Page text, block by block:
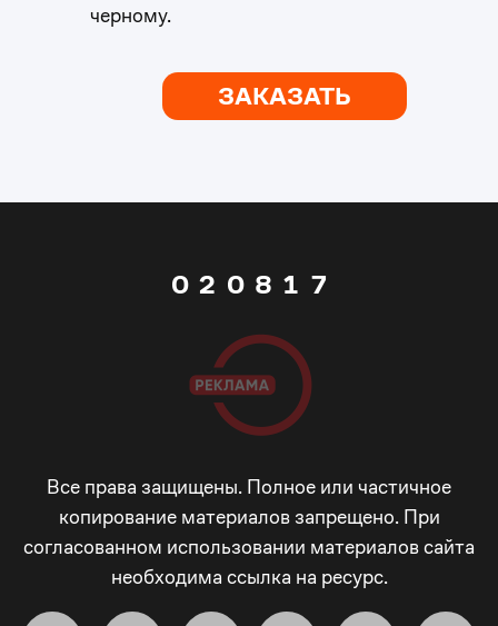
черному.
ЗАКАЗАТЬ
0
3
4
5
2
5
6
7
0
1
2
3
4
5
5
8
9
_
-
+
!
1
2
3
4
5
6
4
7
_
-
+
Все права защищены. Полное или частичное
копирование материалов запрещено. При
согласованном использовании материалов сайта
необходима ссылка на ресурс.